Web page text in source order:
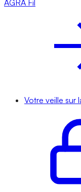
AGRA Fil
Votre veille sur